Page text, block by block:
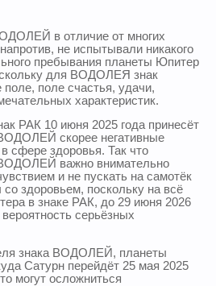
в отличие от многих
не испытывали никакого
пребывания планеты Юпитер
для ВОДОЛЕЯ знак
поле счастья, удачи,
характеристик.
РАК 10 июня 2025 года принесёт
скорее негативные
сфере здоровья. Так что
важно внимательно
и не пускать на самотёк
здоровьем, поскольку на всё
в знаке РАК, до 29 июня 2026
серьёзных
знака ВОДОЛЕЙ, планеты
Сатурн перейдёт 25 мая 2025
могут осложниться